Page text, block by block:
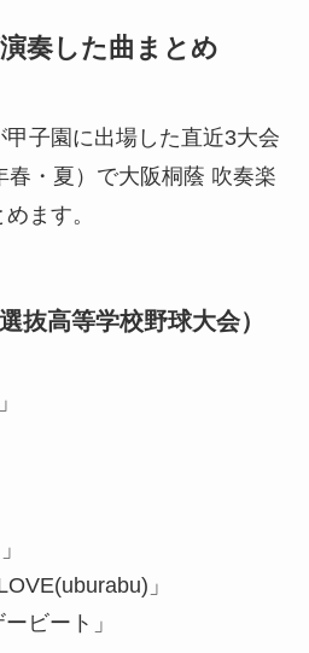
奏した曲まとめ
子園に出場した直近3大会
春・夏）で大阪桐蔭 吹奏楽
ます。
抜高等学校野球大会）
」
」
」
ビート」